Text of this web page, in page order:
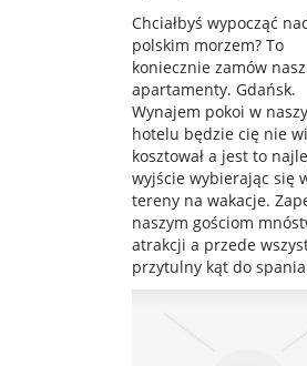
Chciałbyś wypocząć
polskim morzem? To
koniecznie zamów
apartamenty. Gdańsk.
Wynajem pokoi w
hotelu będzie cię nie
kosztował a jest to
wyjście wybierając się
tereny na wakacje.
naszym gościom
atrakcji a przede
przytulny kąt do